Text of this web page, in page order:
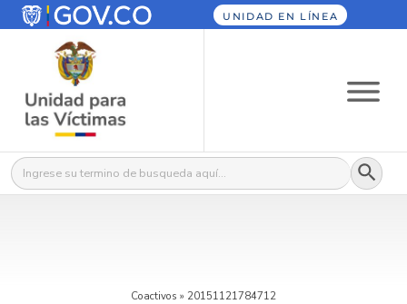
UNIDAD EN LÍNEA
Buscar: Botón
Coactivos » 20151121784712